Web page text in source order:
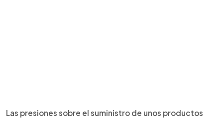
Las presiones sobre el suministro de unos productos